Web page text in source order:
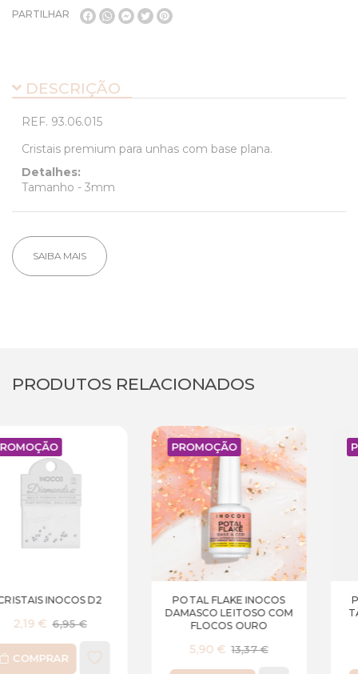
PARTILHAR
DESCRIÇÃO
REF. 93.06.015
Cristais premium para unhas com base plana.
Detalhes:
Tamanho - 3mm
SAIBA MAIS
PRODUTOS RELACIONADOS
PROMOÇÃO
POTAL FLAKE INOCOS
DAMASCO LEITOSO COM
FLOCOS OURO
5,90 €
PROMOÇÃO
POTAL FLAKE INOCOS
TÂMARA LEITOSO COM
FLOCOS OURO
5,90 €